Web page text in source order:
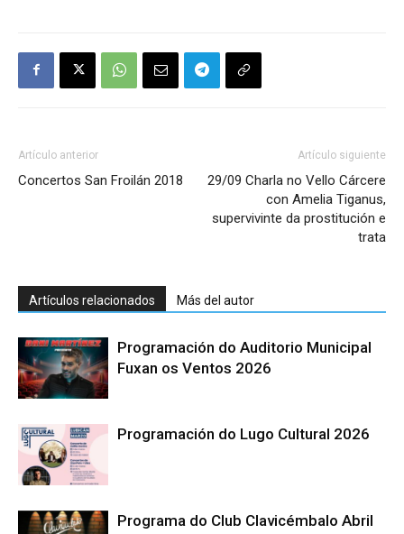
Artículo anterior
Concertos San Froilán 2018
Artículo siguiente
29/09 Charla no Vello Cárcere
con Amelia Tiganus,
supervivinte da prostitución e
trata
Artículos relacionados Más del autor
Programación do Auditorio Municipal
Fuxan os Ventos 2026
Programación do Lugo Cultural 2026
Programa do Club Clavicémbalo Abril